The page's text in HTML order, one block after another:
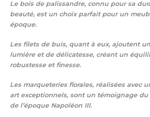
Le bois de palissandre, connu pour sa
beauté, est un choix parfait pour un
époque.
Les filets de buis, quant à eux, ajoutent
lumière et de délicatesse, créant un
robustesse et finesse.
Les marqueteries florales, réalisées avec
art exceptionnels, sont un témoignage
de l’époque Napoléon III.